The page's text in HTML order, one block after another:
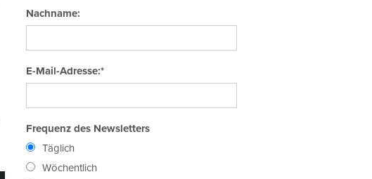
Nachname:
E-Mail-Adresse:*
Frequenz des Newsletters
Täglich
Wöchentlich